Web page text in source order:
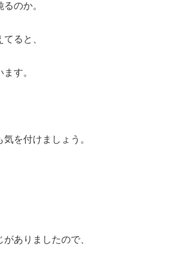
のか。
ると、
す。
を付けましょう。
ありましたので、